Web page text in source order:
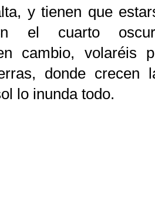
y tienen que
el cuarto
cambio, volaréis
donde crecen
lo inunda todo.